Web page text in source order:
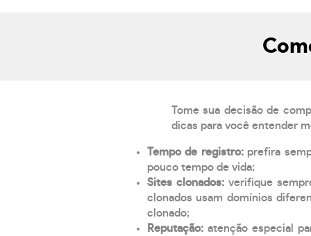
Tome sua decisão de
dicas para você entender
Tempo de registro: prefira
pouco tempo de vida;
Sites clonados: verifique
clonados usam domínios
clonado;
Reputação: atenção especial